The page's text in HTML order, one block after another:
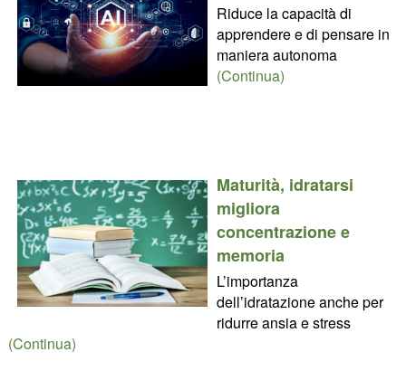
Riduce la capacità di
apprendere e di pensare in
maniera autonoma
(Continua)
Maturità, idratarsi
migliora
concentrazione e
memoria
L’importanza
dell’idratazione anche per
ridurre ansia e stress
(Continua)